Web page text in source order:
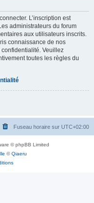
L’inscription est
administrateurs du forum
aux utilisateurs inscrits.
connaissance de nos
Veuillez
toutes les règles du
Fuseau horaire sur UTC+02:00
© phpBB Limited
©Qiaeru